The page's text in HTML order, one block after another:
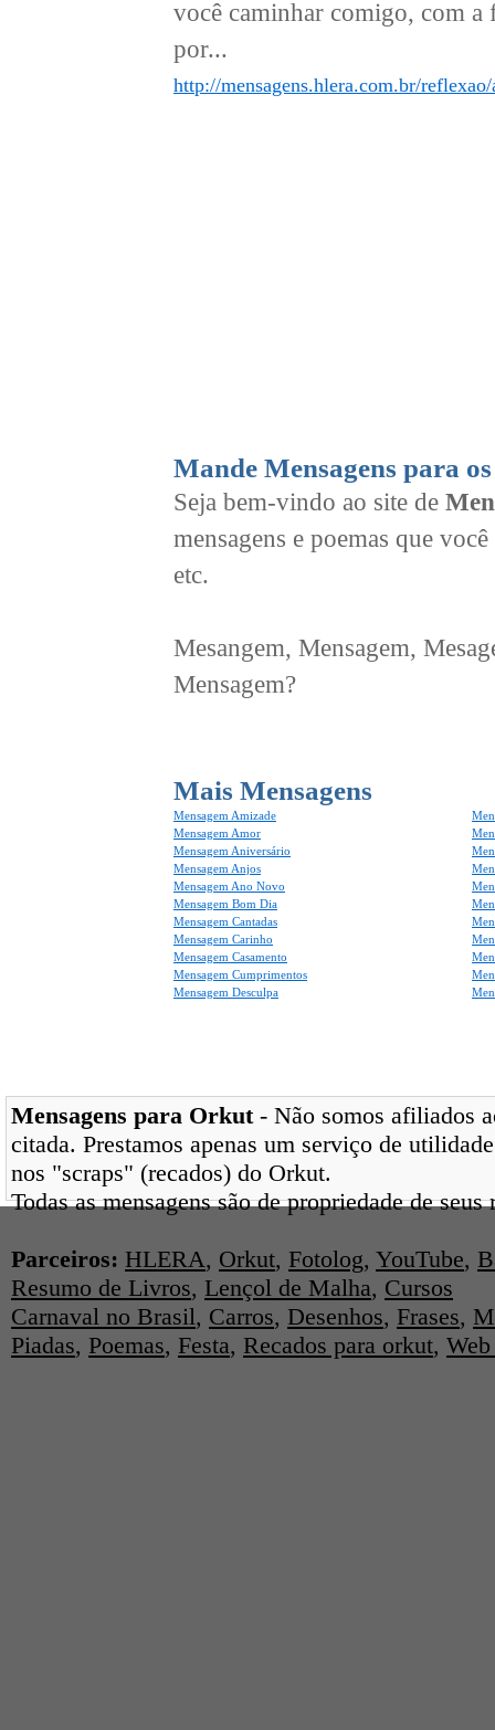
você caminhar comigo, com a
por...
http://mensagens.hlera.com.br/
Mande Mensagens para
Seja bem-vindo ao site de
mensagens e poemas que
etc.
Mesangem, Mensagem,
Mensagem?
Mais Mensagens
Mensagem Amizade
Mensagem Amor
Mensagem Aniversário
Mensagem Anjos
Mensagem Ano Novo
Mensagem Bom Dia
Mensagem Cantadas
Mensagem Carinho
Mensagem Casamento
Mensagem Cumprimentos
Mensagem Desculpa
Mensagens para Orkut- Não somos afiliados
citada. Prestamos apenas um serviço de
nos "scraps" (recados) do Orkut.
Todas as mensagens são de propriedade de
Parceiros: HLERA, Orkut, Fotolog, YouTube,
Resumo de Livros, Lençol de Malha, Cursos
Carnaval no Brasil, Carros, Desenhos, Frases,
Piadas, Poemas, Festa, Recados para orkut,